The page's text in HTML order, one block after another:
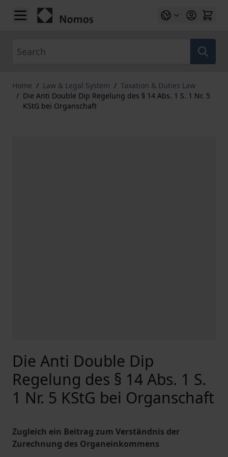
Skip to Content
Home / Law & Legal System / Taxation & Duties Law
/ Die Anti Double Dip Regelung des § 14 Abs. 1 S. 1 Nr. 5
KStG bei Organschaft
Die Anti Double Dip
Regelung des § 14 Abs. 1 S.
1 Nr. 5 KStG bei Organschaft
Zugleich ein Beitrag zum Verständnis der
Zurechnung des Organeinkommens